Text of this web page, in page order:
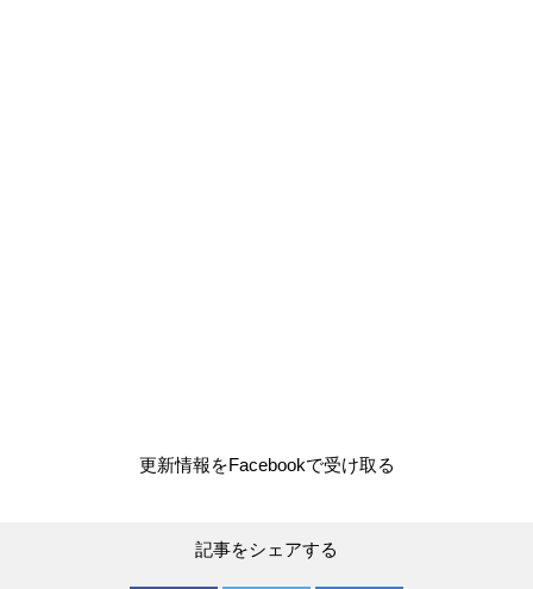
更新情報をFacebookで受け取る
記事をシェアする